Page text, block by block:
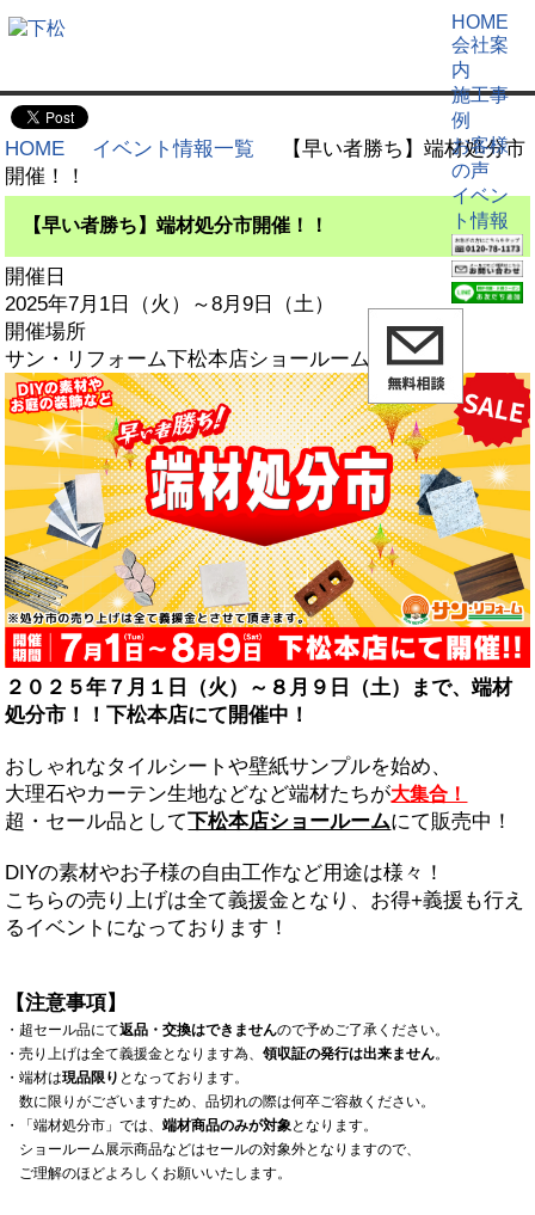
HOME
会社案
内
施工事
例
お客様
の声
イベン
ト情報
HOME イベント情報一覧
【早い者勝ち】端材処分市
開催！！
【早い者勝ち】端材処分市開催！！
開催日
2025年7月1日（火）～8月9日（土）
開催場所
サン・リフォーム下松本店ショールーム
２０２５年７月１日（火）～８月９日（土）まで、端材
処分市！！下松本店にて開催中！
おしゃれなタイルシートや壁紙サンプルを始め、
大理石やカーテン生地などなど端材たちが大集合！
超・セール品として下松本店ショールームにて販売中！
DIYの素材やお子様の自由工作など用途は様々！
こちらの売り上げは全て義援金となり、お得+義援も行え
るイベントになっております！
【注意事項】
・超セール品にて返品・交換はできませんので予めご了承ください。
・売り上げは全て義援金となります為、領収証の発行は出来ません。
・端材は現品限り となっております。
数に限りがございますため、品切れの際は何卒ご容赦ください。
・「端材処分市」では、端材商品のみが対象となります。
ショールーム展示商品などはセールの対象外となりますので、
ご理解のほどよろしくお願いいたします。